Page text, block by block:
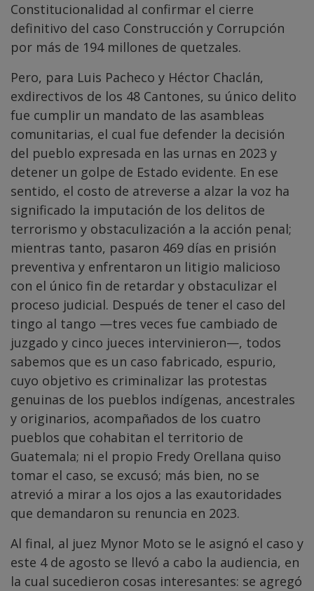
Constitucionalidad al confirmar el cierre
definitivo del caso Construcción y Corrupción
por más de 194 millones de quetzales.
Pero, para Luis Pacheco y Héctor Chaclán,
exdirectivos de los 48 Cantones, su único delito
fue cumplir un mandato de las asambleas
comunitarias, el cual fue defender la decisión
del pueblo expresada en las urnas en 2023 y
detener un golpe de Estado evidente. En ese
sentido, el costo de atreverse a alzar la voz ha
significado la imputación de los delitos de
terrorismo y obstaculización a la acción penal;
mientras tanto, pasaron 469 días en prisión
preventiva y enfrentaron un litigio malicioso
con el único fin de retardar y obstaculizar el
proceso judicial. Después de tener el caso del
tingo al tango —tres veces fue cambiado de
juzgado y cinco jueces intervinieron—, todos
sabemos que es un caso fabricado, espurio,
cuyo objetivo es criminalizar las protestas
genuinas de los pueblos indígenas, ancestrales
y originarios, acompañados de los cuatro
pueblos que cohabitan el territorio de
Guatemala; ni el propio Fredy Orellana quiso
tomar el caso, se excusó; más bien, no se
atrevió a mirar a los ojos a las exautoridades
que demandaron su renuncia en 2023.
Al final, al juez Mynor Moto se le asignó el caso y
este 4 de agosto se llevó a cabo la audiencia, en
la cual sucedieron cosas interesantes: se agregó